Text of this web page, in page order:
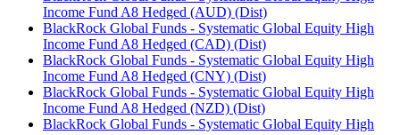
Income Fund A8 Hedged (AUD) (Dist)
BlackRock Global Funds - Systematic Global Equity High
Income Fund A8 Hedged (CAD) (Dist)
BlackRock Global Funds - Systematic Global Equity High
Income Fund A8 Hedged (CNY) (Dist)
BlackRock Global Funds - Systematic Global Equity High
Income Fund A8 Hedged (NZD) (Dist)
BlackRock Global Funds - Systematic Global Equity High